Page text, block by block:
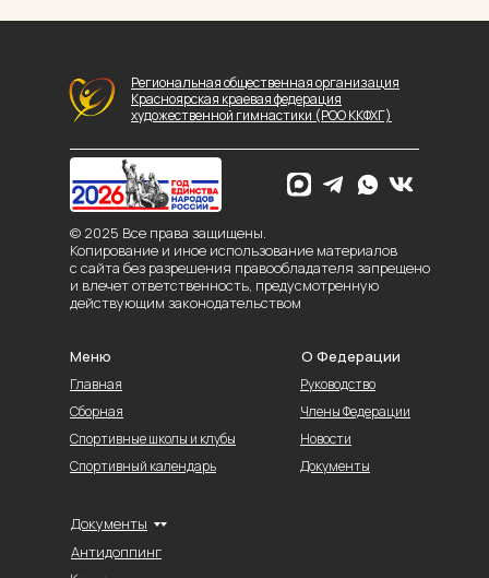
Региональная общественная организация
Красноярская краевая федерация
художественной гимнастики (РОО ККФХГ)
© 2025 Все права защищены.
Копирование и иное использование материалов
с сайта без разрешения правообладателя запрещено
и влечет ответственность, предусмотренную
действующим законодательством
Меню
Главная
Сборная
Спортивные школы и клубы
Спортивный календарь
Новости
Документы
Члены Федерации
Руководство
Антидоппинг
Документы
О Федерации